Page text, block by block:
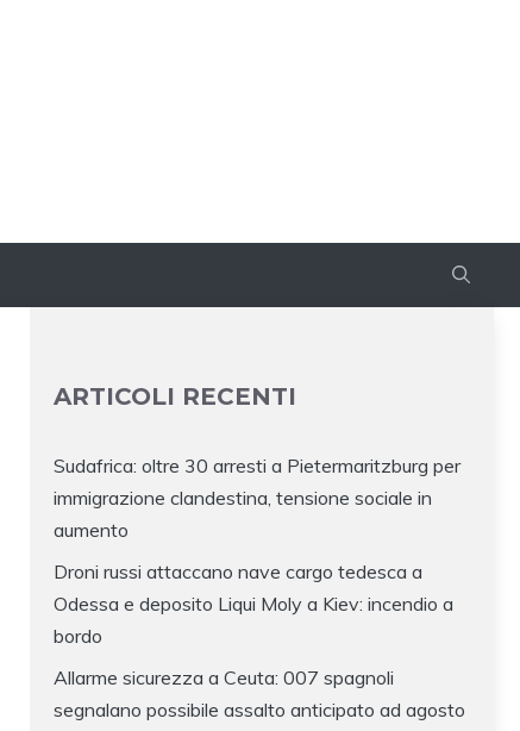
ARTICOLI RECENTI
Sudafrica: oltre 30 arresti a Pietermaritzburg per
immigrazione clandestina, tensione sociale in
aumento
Droni russi attaccano nave cargo tedesca a
Odessa e deposito Liqui Moly a Kiev: incendio a
bordo
Allarme sicurezza a Ceuta: 007 spagnoli
segnalano possibile assalto anticipato ad agosto